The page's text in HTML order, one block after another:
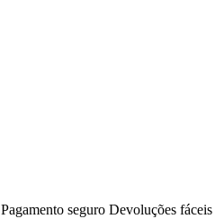
Pagamento seguro Devoluções fáceis